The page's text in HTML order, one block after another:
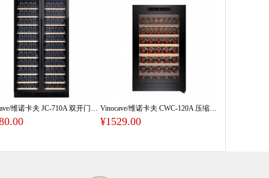
Vinocave/维诺卡夫 JC-710A 双开门对开门红酒柜恒温酒柜 Vinocave/维诺卡夫 CWC-120A 压缩机恒温红酒柜120L容量
¥1529.00